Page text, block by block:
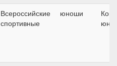
Всероссийские
спортивные
юноши